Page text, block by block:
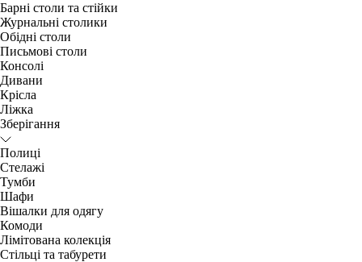
Барні столи та стійки
Журнальні столики
Обідні столи
Письмові столи
Консолі
Дивани
Крісла
Ліжка
Зберігання
Полиці
Стелажі
Тумби
Шафи
Вішалки для одягу
Комоди
Лімітована колекція
Стільці та табурети